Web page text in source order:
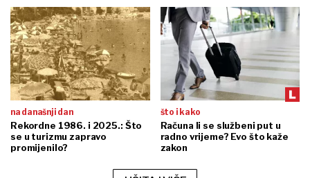
na današnji dan
Rekordne 1986. i 2025.: Što
se u turizmu zapravo
promijenilo?
što i kako
Računa li se službeni put u
radno vrijeme? Evo što kaže
zakon